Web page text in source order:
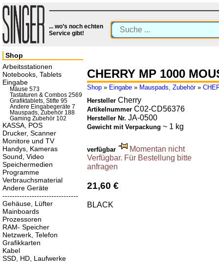
... wo’s noch echten
Service gibt!
CHERRY MP 1000
Shop » Eingabe » Mauspads, Zubehör»
Hersteller Cherry
Artikelnummer C02-CD56376
Hersteller Nr. JA-0500
Gewicht mit Verpackung ~ 1 kg
verfügbar
Momentan nicht
Verfügbar. Für Bestellung bitte
anfragen
21,60 €
BLACK
Shop
Arbeitsstationen
Notebooks, Tablets
Eingabe
Mäuse 573
Tastaturen & Combos 2569
Grafiktablets, Stifte 95
Andere Eingabegeräte 7
Mauspads, Zubehör 188
Gaming Zubehör 102
KASSA, POS
Drucker, Scanner
Monitore und TV
Handys, Kameras
Sound, Video
Speichermedien
Programme
Verbrauchsmaterial
Andere Geräte
-------------------------------
Gehäuse, Lüfter
Mainboards
Prozessoren
RAM- Speicher
Netzwerk, Telefon
Grafikkarten
Kabel
SSD, HD, Laufwerke